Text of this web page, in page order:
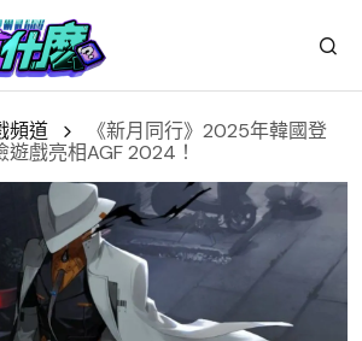
頻道
《新月同行》2025年韓國登
戲亮相AGF 2024！